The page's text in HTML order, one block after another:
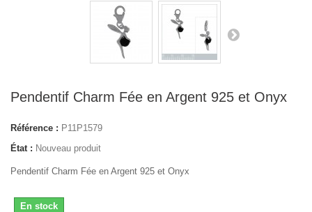
Pendentif Charm Fée en Argent 925 et Onyx
Référence : P11P1579
État : Nouveau produit
Pendentif Charm Fée en Argent 925 et Onyx
En stock